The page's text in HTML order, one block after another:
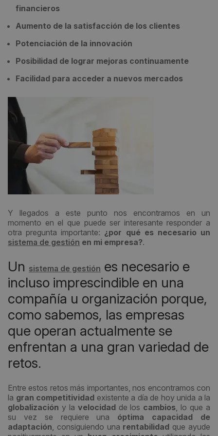
financieros
Aumento de la satisfacción de los clientes
Potenciación de la innovación
Posibilidad de lograr mejoras continuamente
Facilidad para acceder a nuevos mercados
Y llegados a este punto nos encontramos en un
momento en el que puede ser interesante responder a
otra pregunta importante: ¿por qué es necesario un
sistema de gestión en mi empresa?.
Un sistema de gestión es necesario e
incluso imprescindible en una
compañía u organización porque,
como sabemos, las empresas
que operan actualmente se
enfrentan a una gran variedad de
retos.
Entre estos retos más importantes, nos encontramos con
la gran competitividad existente a día de hoy unida a la
globalización y la velocidadde los cambios, lo que a
su vez se requiere una óptima capacidad de
adaptación, consiguiendo una rentabilidad que ayude